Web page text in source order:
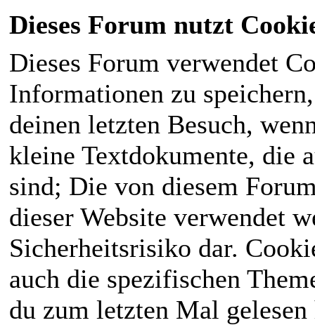
Dieses Forum nutzt
Dieses Forum verwendet
Informationen zu
deinen letzten Besuch,
kleine Textdokumente, die
sind; Die von diesem
dieser Website verwendet
Sicherheitsrisiko dar.
auch die spezifischen
du zum letzten Mal